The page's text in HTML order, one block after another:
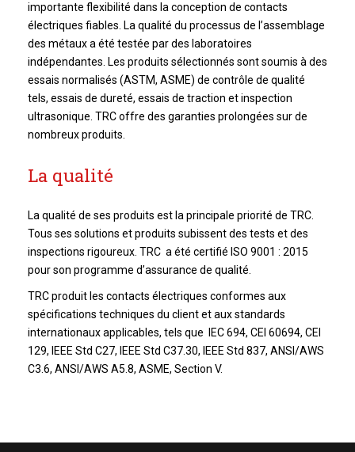
importante flexibilité dans la conception de contacts
électriques fiables. La qualité du processus de l’assemblage
des métaux a été testée par des laboratoires
indépendantes. Les produits sélectionnés sont soumis à des
essais normalisés (ASTM, ASME) de contrôle de qualité
tels, essais de dureté, essais de traction et inspection
ultrasonique. TRC offre des garanties prolongées sur de
nombreux produits.
La qualité
La qualité de ses produits est la principale priorité de TRC.
Tous ses solutions et produits subissent des tests et des
inspections rigoureux. TRC a été certifié ISO 9001 : 2015
pour son programme d’assurance de qualité.
TRC produit les contacts électriques conformes aux
spécifications techniques du client et aux standards
internationaux applicables, tels que IEC 694, CEI 60694, CEI
129, IEEE Std C27, IEEE Std C37.30, IEEE Std 837, ANSI/AWS
C3.6, ANSI/AWS A5.8, ASME, Section V.